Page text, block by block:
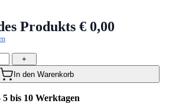
Produkts € 0,00
+
In den Warenkorb
bis 10 Werktagen